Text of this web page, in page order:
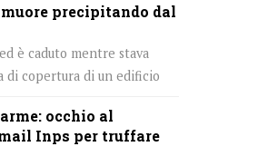
precipitando dal
è caduto mentre stava
di copertura di un edificio
occhio al
Inps per truffare